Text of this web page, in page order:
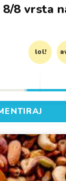
8 vrsta
lol!